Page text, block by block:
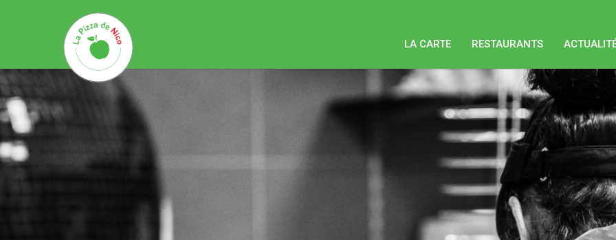
LA CARTE RESTAURANTS